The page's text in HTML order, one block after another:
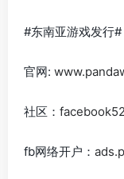
#东南亚游戏发行
官网:
社区：
fb网络开户：